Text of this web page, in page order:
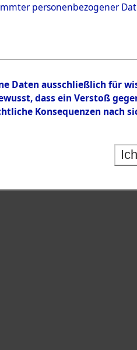
personenbezogener
Daten ausschließlich für
dass ein Verstoß
Konsequenzen nach